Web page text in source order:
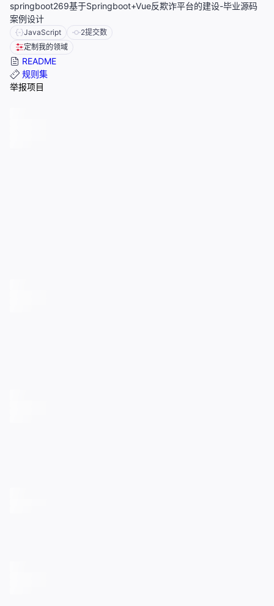
springboot269基于Springboot+Vue反欺诈平台的建设-毕业源码
案例设计
JavaScript 2提交数
定制我的领域
README
规则集
举报项目